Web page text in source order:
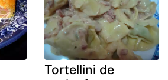
Tortellini de